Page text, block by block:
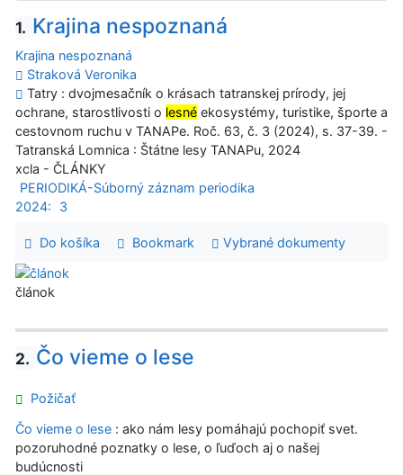
1. Krajina nespoznaná
Krajina nespoznaná
Straková Veronika
Tatry : dvojmesačník o krásach tatranskej prírody, jej
ochrane, starostlivosti o lesné ekosystémy, turistike, športe a
cestovnom ruchu v TANAPe. Roč. 63, č. 3 (2024), s. 37-39. -
Tatranská Lomnica : Štátne lesy TANAPu, 2024
xcla - ČLÁNKY
PERIODIKÁ-Súborný záznam periodika
2024:
3
Do košíka Bookmark Vybrané dokumenty
článok
2. Čo vieme o lese
Požičať
Čo vieme o lese : ako nám lesy pomáhajú pochopiť svet.
pozoruhodné poznatky o lese, o ľuďoch aj o našej
budúcnosti